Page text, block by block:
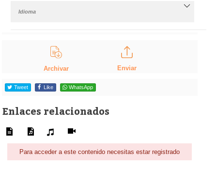
Idioma
Archivar Enviar
Tweet Like WhatsApp
Enlaces relacionados
Para acceder a este contenido necesitas estar registrado